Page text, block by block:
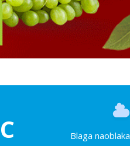
Blaga naoblaka